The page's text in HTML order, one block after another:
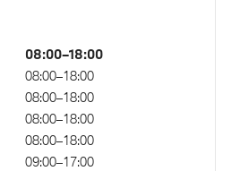
wegklapbare kogel
08:00–18:00
08:00–18:00
08:00–18:00
08:00–18:00
08:00–18:00
09:00–17:00